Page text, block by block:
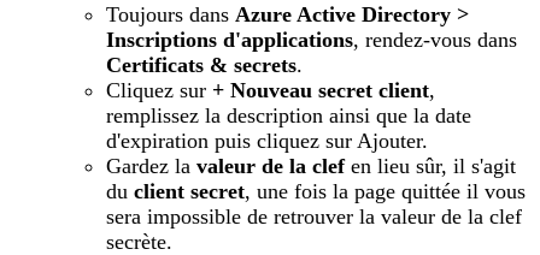
Toujours dans Azure Active Directory >
Inscriptions d'applications, rendez-vous dans
Certificats & secrets.
Cliquez sur + Nouveau secret client,
remplissez la description ainsi que la date
d'expiration puis cliquez sur Ajouter.
Gardez la valeur de la clefen lieu sûr, il s'agit
du client secret, une fois la page quittée il vous
sera impossible de retrouver la valeur de la clef
secrète.